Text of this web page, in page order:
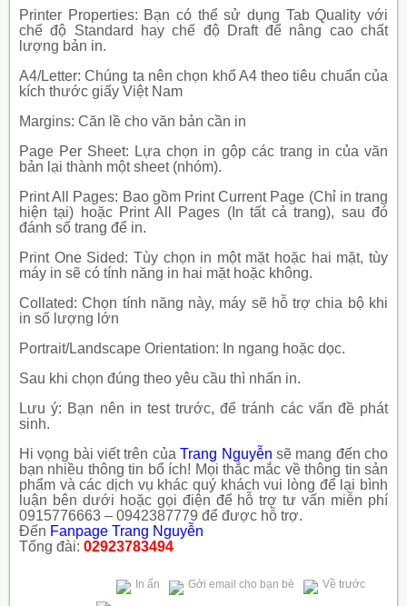
Printer Properties: Bạn có thể sử dụng Tab Quality với
chế độ Standard hay chế độ Draft để nâng cao chất
lượng bản in.
A4/Letter: Chúng ta nên chọn khổ A4 theo tiêu chuẩn của
kích thước giấy Việt Nam
Margins: Căn lề cho văn bản cần in
Page Per Sheet: Lựa chọn in gộp các trang in của văn
bản lại thành một sheet (nhóm).
Print All Pages: Bao gồm Print Current Page (Chỉ in trang
hiện tại) hoặc Print All Pages (In tất cả trang), sau đó
đánh số trang để in.
Print One Sided: Tùy chọn in một mặt hoặc hai mặt, tùy
máy in sẽ có tính năng in hai mặt hoặc không.
Collated: Chọn tính năng này, máy sẽ hỗ trợ chia bộ khi
in số lượng lớn
Portrait/Landscape Orientation: In ngang hoặc dọc.
Sau khi chọn đúng theo yêu cầu thì nhấn in.
Lưu ý: Bạn nên in test trước, để tránh các vấn đề phát
sinh.
Hi vọng bài viết trên củaTrang Nguyễn sẽ mang đến cho
bạn nhiều thông tin bổ ích! Mọi thắc mắc về thông tin sản
phẩm và các dịch vụ khác quý khách vui lòng để lại bình
luận bên dưới hoặc gọi điện để hỗ trợ tư vấn miễn phí
0915776663 – 0942387779 để được hỗ trợ.
Đến Fanpage Trang Nguyễn
Tổng đài: 02923783494
Về trước
Gởi email cho bạn bè
In ấn